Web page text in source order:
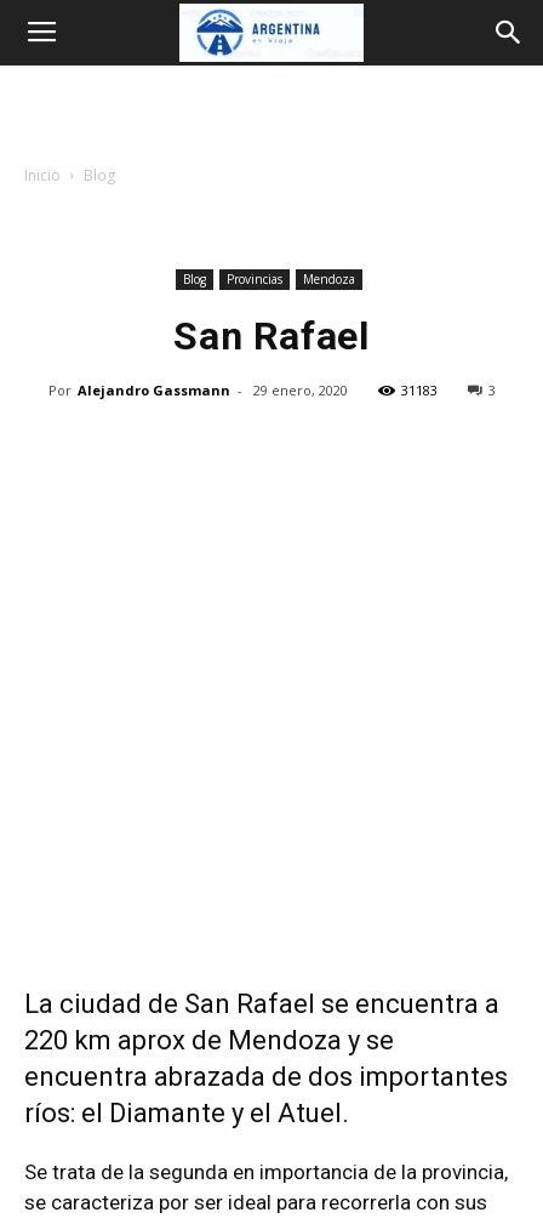
Argentina
Inicio Blog
Blog Provincias Mendoza
San Rafael
Por Alejandro Gassmann - 29 enero, 2020 31183 3
La ciudad de San Rafael se encuentra a
220 km aprox de Mendoza y se
encuentra abrazada de dos importantes
ríos: el Diamante y el Atuel.
Se trata de la segunda en importancia de la provincia,
se caracteriza por ser ideal para recorrerla con sus